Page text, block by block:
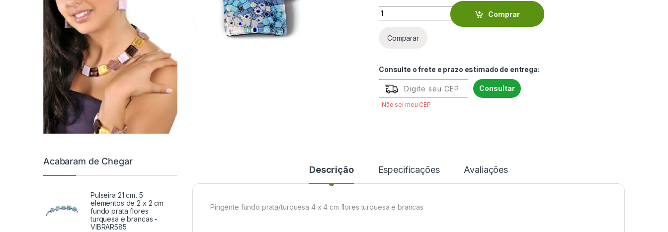
Pingente 4x4cm - VIAR4485 quantity
Comprar
Comparar
Consulte o frete e prazo estimado de entrega:
Consultar
Não sei meu CEP
Descrição Especificações Avaliações
Pingente fundo prata/turquesa 4 x 4 cm flores turquesa e brancas
Acabaram de Chegar
Pulseira 21 cm, 5
elementos de 2 x 2 cm
fundo prata flores
turquesa e brancas -
VIBRAR585